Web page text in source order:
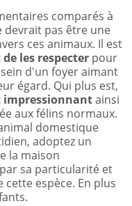
comparés à
devrait pas être une
ces animaux. Il est
les respecter pour
d'un foyer aimant
égard. Qui plus est,
ainsi
aux félins normaux.
domestique
adoptez un
la maison
sa particularité et
espèce. En plus